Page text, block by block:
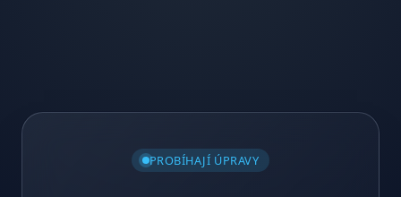
PROBÍHAJÍ ÚPRAVY